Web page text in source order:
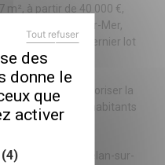
des
donne le
que
activer
Tout refuser
XMASQUER LE
m², à partir de 40 000 €,
à Moëlan-sur-Mer,
dynamique. Un dernier lot
notre mission : favoriser la
de nouveaux habitants
commune de Moëlan-sur-